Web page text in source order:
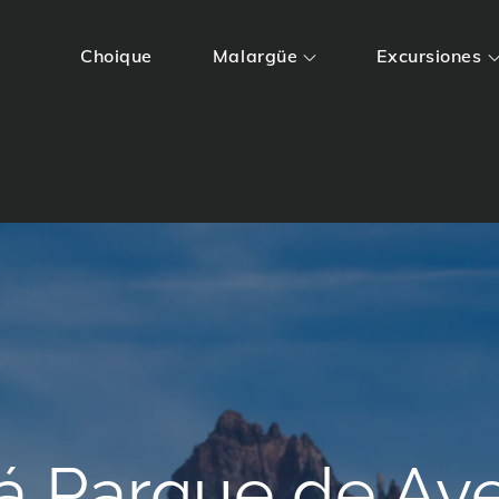
Choique Malargüe Excursiones